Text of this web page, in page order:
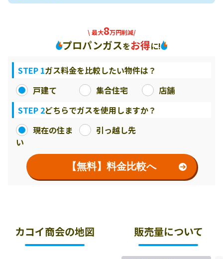
\ 最大8万円削減/
プロパンガスをお得に!
STEP 1ガス料金を比較したい物件は？
戸建て
集合住宅
店舗
STEP 2どちらでガスを使用しますか？
現在の住ま
い
引っ越し先
【無料】料金比較へ
カコイ商会の地図 販売量について